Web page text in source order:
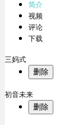
简介
视频
评论
下载
三妈式
删除
初音未来
删除